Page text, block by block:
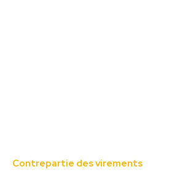
Contrepartie des virements